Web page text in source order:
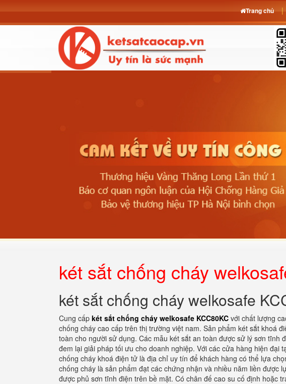
két sắt chống cháy
két sắt chống cháy welkosafe
Cung cấp két sắt chống cháy welkosafe KCC80KC với chất lượng
chống cháy cao cấp trên thị trường việt nam. Sản phẩm két sắt khoá
toàn cho người sử dụng. Các mẫu két sắt an toàn được sử lý sơn tĩnh
đem lại giải pháp tối ưu cho doanh nghiệp. Với các cửa hàng hiện
chống cháy khoá điện tử là địa chỉ uy tín để khách hàng có thể lựa
chống cháy là sản phẩm đạt các chứng nhận và nhiều năm liền được
được phủ sơn tĩnh điện trên bề mặt. Có chân đế cao su cố định hoặc
Trang chủ